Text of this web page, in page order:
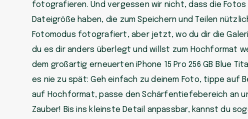
fotografieren. Und vergessen wir nicht, dass die
Dateigröße haben, die zum Speichern und Teilen
Fotomodus fotografiert, aber jetzt, wo du dir die
du es dir anders überlegt und willst zum Hochformat
dem großartig erneuerten iPhone 15 Pro 256 GB Blue
es nie zu spät: Geh einfach zu deinem Foto, tippe auf
auf Hochformat, passe den Schärfentiefebereich an
Zauber! Bis ins kleinste Detail anpassbar, kannst du